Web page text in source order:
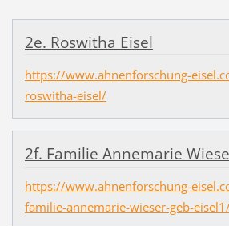
2e. Roswitha Eisel
https://www.ahnenforschung-
roswitha-eisel/
2f. Familie Annemarie
https://www.ahnenforschung-
familie-annemarie-wieser-geb-